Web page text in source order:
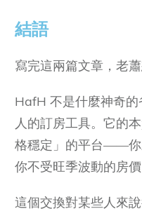
結語
寫完這兩篇文章，老
HafH 不是什麼神奇
人的訂房工具。它的
格穩定」的平台——你
你不受旺季波動的房價
這個交換對某些人來